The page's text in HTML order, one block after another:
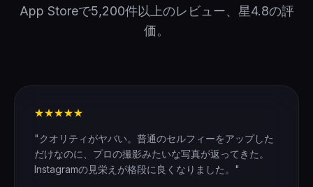
App Storeで5,200件以上のレビュー、星4.8の評
価。
★★★★★
"クオリティがヤバい。普通のセルフィーをアップした
だけなのに、プロの撮影みたいな写真が返ってきた。
Instagramの見栄えが格段に良くなりました。"